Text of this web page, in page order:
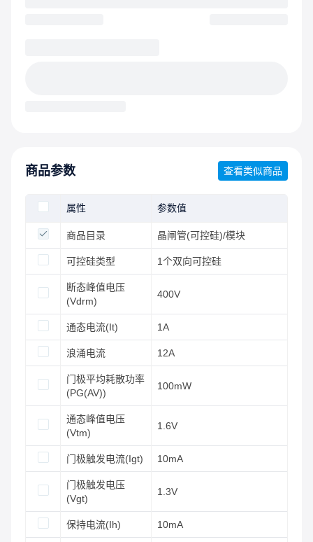
商品参数 查看类似商品
属性 参数值
商品目录 晶闸管(可控硅)/模块
可控硅类型 1个双向可控硅
断态峰值电压
(Vdrm)
400V
通态电流(It) 1A
浪涌电流 12A
门极平均耗散功率
(PG(AV))
100mW
通态峰值电压
(Vtm)
1.6V
门极触发电流(Igt) 10mA
门极触发电压
(Vgt)
1.3V
保持电流(Ih) 10mA